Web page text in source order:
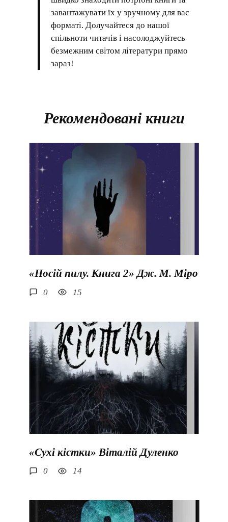
завантажувати їх у зручному для вас
форматі. Долучайтеся до нашої
спільноти читачів і насолоджуйтесь
безмежним світом літератури прямо
зараз!
Рекомендовані книги
«Носій пилу. Книга 2» Дж. М. Міро
0 15
«Сухі кістки» Віталій Дуленко
0 14